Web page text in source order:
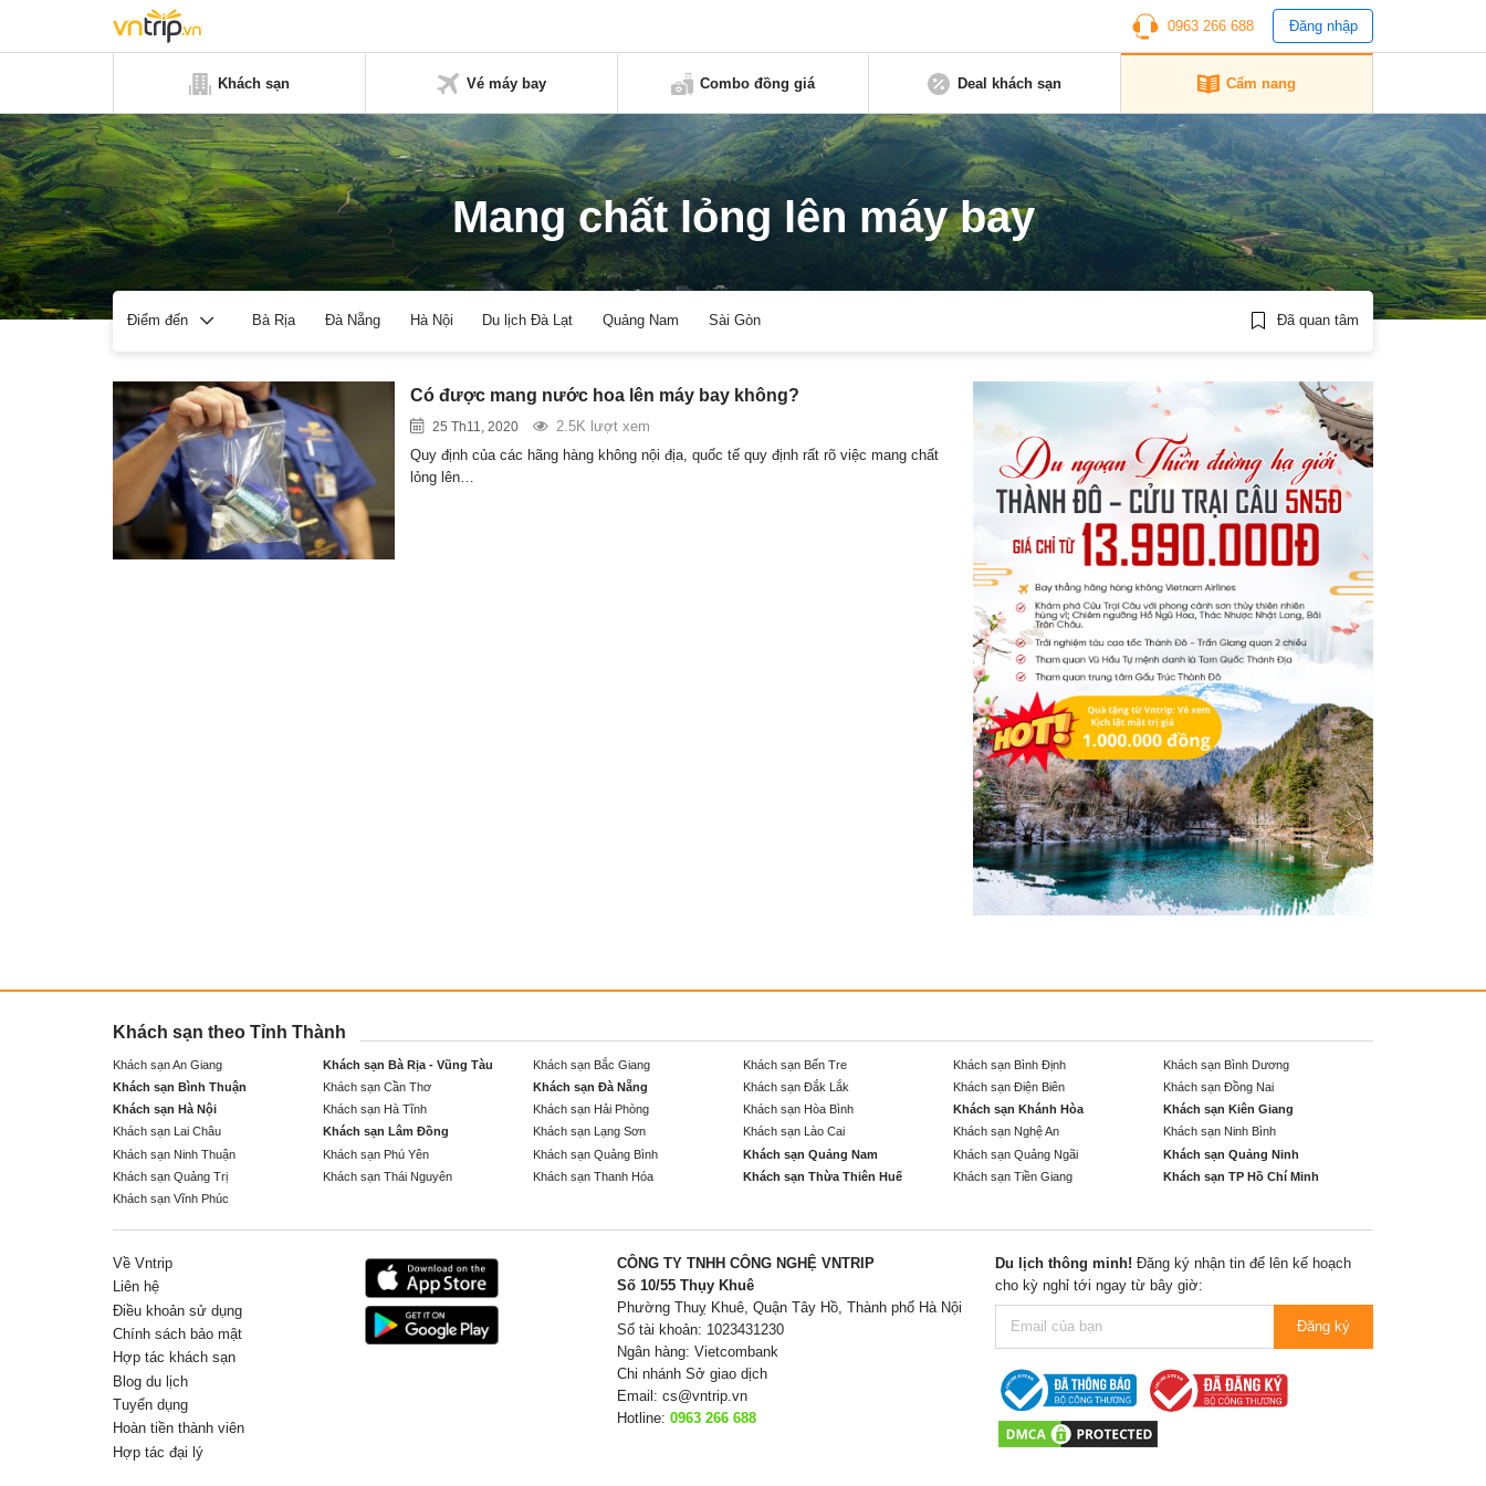
0963 266 688 Đăng nhập
Khách sạn Vé máy bay Combo đồng giá Deal khách sạn Cẩm nang
Mang chất lỏng lên máy bay
Điểm đến Bà Rịa Đà Nẵng Hà Nội Du lịch Đà Lạt Quảng Nam Sài Gòn Đã quan tâm
Có được mang nước hoa lên máy bay không?
25 Th11, 2020
2.5K lượt xem
Quy định của các hãng hàng không nội địa, quốc tế quy định rất rõ việc mang chất
lỏng lên…
Khách sạn theo Tỉnh Thành
Khách sạn An Giang Khách sạn Bà Rịa - Vũng Tàu Khách sạn Bắc Giang Khách sạn Bến Tre Khách sạn Bình Định
Khách sạn Bình Dương
Khách sạn Bình Thuận
Khách sạn Cần Thơ Khách sạn Đà Nẵng Khách sạn Đắk Lắk Khách sạn Điện Biên
Khách sạn Đồng Nai
Khách sạn Hà Nội
Khách sạn Hà Tĩnh Khách sạn Hải Phòng Khách sạn Hòa Bình Khách sạn Khánh Hòa
Khách sạn Kiên Giang
Khách sạn Lai Châu
Khách sạn Lâm Đồng Khách sạn Lạng Sơn Khách sạn Lào Cai Khách sạn Nghệ An
Khách sạn Ninh Bình
Khách sạn Ninh Thuận
Khách sạn Phú Yên Khách sạn Quảng Bình Khách sạn Quảng Nam Khách sạn Quảng Ngãi
Khách sạn Quảng Ninh
Khách sạn Quảng Trị
Khách sạn Thái Nguyên Khách sạn Thanh Hóa Khách sạn Thừa Thiên Huế Khách sạn Tiền Giang
Khách sạn TP Hồ Chí Minh
Khách sạn Vĩnh Phúc
Về Vntrip
Liên hệ
Điều khoản sử dụng
Chính sách bảo mật
Hợp tác khách sạn
Blog du lịch
Tuyển dụng
Hoàn tiền thành viên
Hợp tác đại lý
CÔNG TY TNHH CÔNG NGHỆ VNTRIP
Số 10/55 Thụy Khuê
Phường Thuỵ Khuê, Quận Tây Hồ, Thành phố Hà Nội
Số tài khoản: 1023431230
Ngân hàng: Vietcombank
Chi nhánh Sở giao dịch
Email: cs@vntrip.vn
Hotline: 0963 266 688
Du lịch thông minh! Đăng ký nhận tin để lên kế hoạch
cho kỳ nghỉ tới ngay từ bây giờ:
Đăng ký